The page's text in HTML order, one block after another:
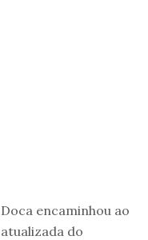
encaminhou ao
do